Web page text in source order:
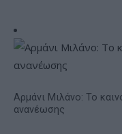
Αρμάνι Μιλάνο: Το
ανανέωσης